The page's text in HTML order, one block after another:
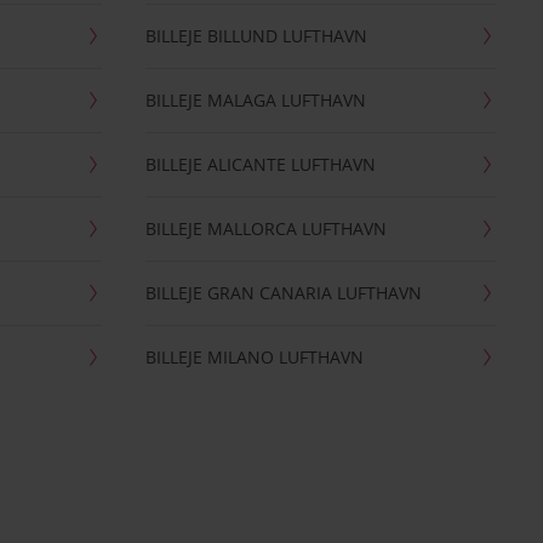
BILLEJE BILLUND LUFTHAVN
BILLEJE MALAGA LUFTHAVN
BILLEJE ALICANTE LUFTHAVN
BILLEJE MALLORCA LUFTHAVN
BILLEJE GRAN CANARIA LUFTHAVN
BILLEJE MILANO LUFTHAVN